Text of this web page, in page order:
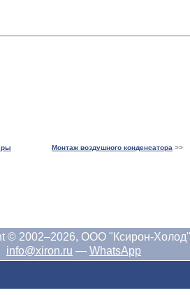
Монтаж воздушного конденсатора >>
© 2002–2026, ООО "Ксирон-Холод"
info@xiron.ru — WhatsApp